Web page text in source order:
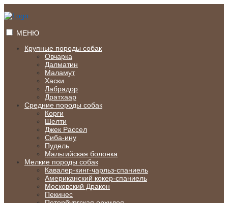
к
МЕНЮ
Крупные породы собак
Овчарка
Далматин
Маламут
Хаски
Лабрадор
Дратхаар
Средние породы собак
Корги
Шелти
Джек Рассел
Сиба-ину
Пудель
Мальтийская болонка
Мелкие породы собак
Кавалер-кинг-чарльз-спаниель
Американский кокер-спаниель
Московский Дракон
Пекинес